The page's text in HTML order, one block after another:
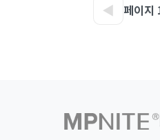
◀ 페이지
홈으로 이동